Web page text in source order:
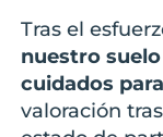
Tras el
nuestro
cuidados
valoración